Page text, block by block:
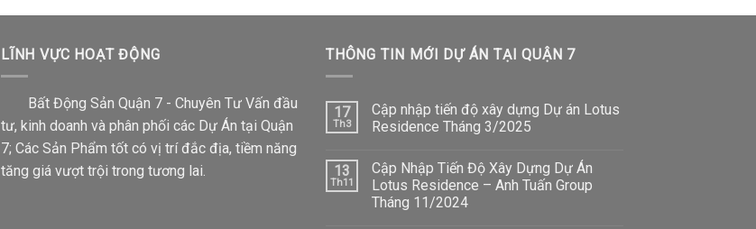
LĨNH VỰC HOẠT ĐỘNG
Bất Động Sản Quận 7 - Chuyên Tư Vấn đầu
tư, kinh doanh và phân phối các Dự Án tại Quận
7; Các Sản Phẩm tốt có vị trí đắc địa, tiềm năng
tăng giá vượt trội trong tương lai.
THÔNG TIN MỚI DỰ ÁN TẠI QUẬN 7
17
Th3
Cập nhập tiến độ xây dựng Dự án Lotus
Residence Tháng 3/2025
13
Th11
Cập Nhập Tiến Độ Xây Dựng Dự Án
Lotus Residence – Anh Tuấn Group
Tháng 11/2024